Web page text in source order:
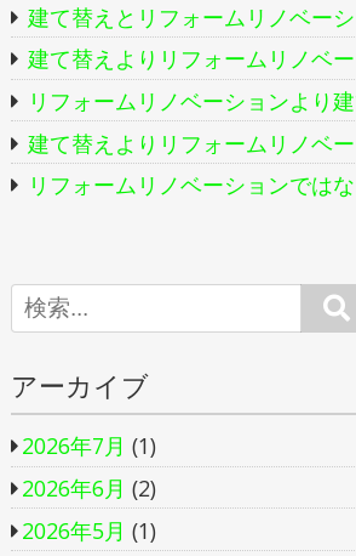
建て替えとリフォームリノベー
建て替えよりリフォームリノベ
リフォームリノベーションより
建て替えよりリフォームリノベ
リフォームリノベーションでは
アーカイブ
2026年7月 (1)
2026年6月 (2)
2026年5月 (1)